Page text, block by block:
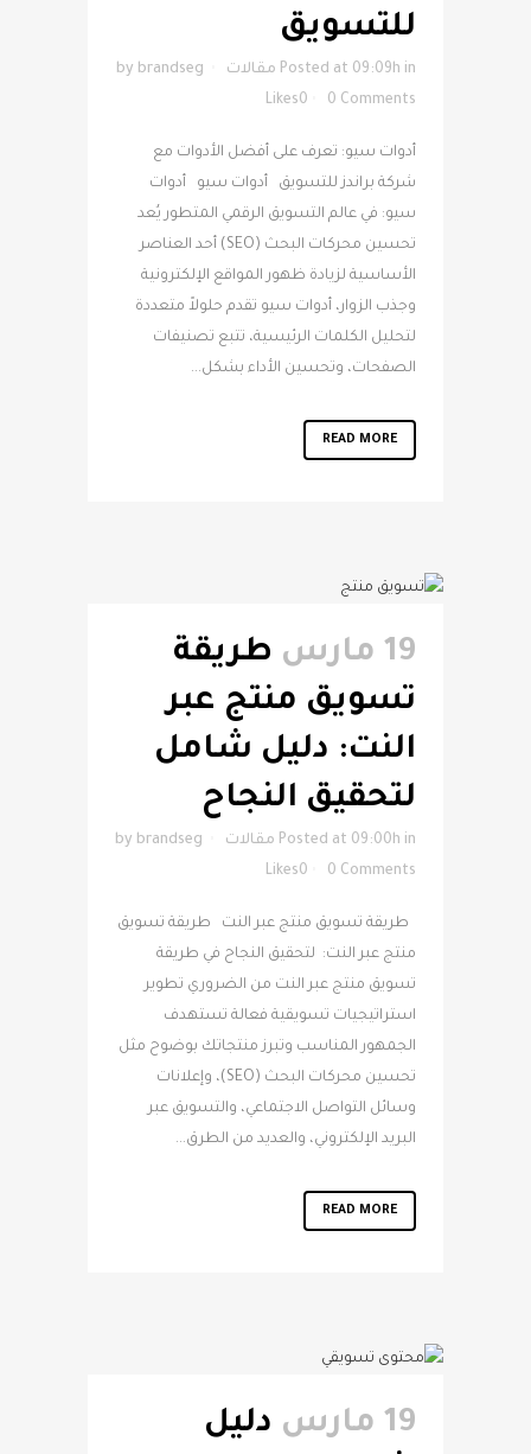
للتسويق
Posted at 09:09h in مقالات by brandseg
0 Comments
0
Likes
أدوات سيو: تعرف على أفضل الأدوات مع
شركة براندز للتسويق أدوات سيو أدوات
سيو: في عالم التسويق الرقمي المتطور يُعد
تحسين محركات البحث (SEO) أحد العناصر
الأساسية لزيادة ظهور المواقع الإلكترونية
وجذب الزوار، أدوات سيو تقدم حلولاً متعددة
لتحليل الكلمات الرئيسية، تتبع تصنيفات
الصفحات، وتحسين الأداء بشكل...
READ MORE
19 مارس
طريقة
تسويق منتج عبر
النت: دليل شامل
لتحقيق النجاح
Posted at 09:00h in مقالات by brandseg
0 Comments
0
Likes
طريقة تسويق منتج عبر النت طريقة تسويق
منتج عبر النت: لتحقيق النجاح في طريقة
تسويق منتج عبر النت من الضروري تطوير
استراتيجيات تسويقية فعالة تستهدف
الجمهور المناسب وتبرز منتجاتك بوضوح مثل
تحسين محركات البحث (SEO)، وإعلانات
وسائل التواصل الاجتماعي، والتسويق عبر
البريد الإلكتروني، والعديد من الطرق...
READ MORE
19 مارس دليل